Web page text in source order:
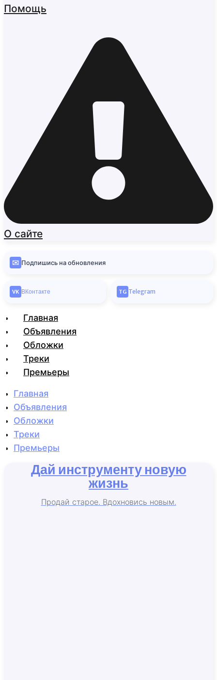
Помощь
О сайте
✉️ Подпишись на обновления
VK ВКонтакте TG Telegram
Главная
Объявления
Обложки
Треки
Премьеры
Главная
Объявления
Обложки
Треки
Премьеры
Дай инструменту новую
жизнь
Продай старое. Вдохновись новым.